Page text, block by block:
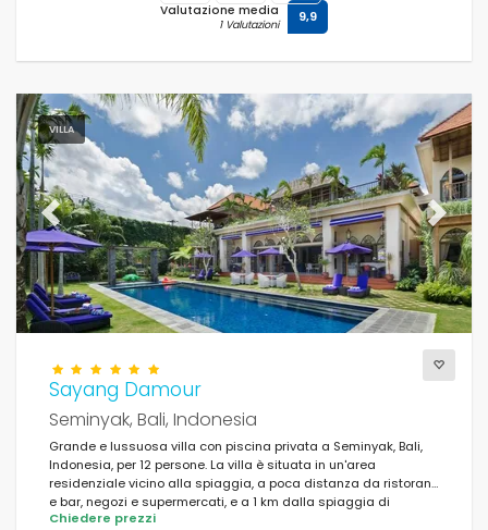
Valutazione media
1 Valutazioni 9,9
VILLA
Previous Next
Sayang Damour
Seminyak, Bali, Indonesia
Grande e lussuosa villa con piscina privata a Seminyak, Bali,
Indonesia, per 12 persone. La villa è situata in un'area
residenziale vicino alla spiaggia, a poca distanza da ristoranti
e bar, negozi e supermercati, e a 1 km dalla spiaggia di
Seminyak.
Chiedere prezzi